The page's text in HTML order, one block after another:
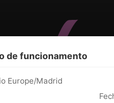
de funcionamento
Europe/Madrid